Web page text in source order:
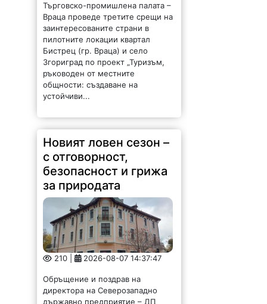
Враца проведе третите срещи на
заинтересованите страни в
пилотните локации квартал
Бистрец (гр. Враца) и село
Згориград по проект „Туризъм,
ръководен от местните
общности: създаване на
устойчиви...
Новият ловен сезон –
с отговорност,
безопасност и грижа
за природата
210 | 2026-08-07 14:37:47
директора на Северозападно
държавно предприятие – ДП